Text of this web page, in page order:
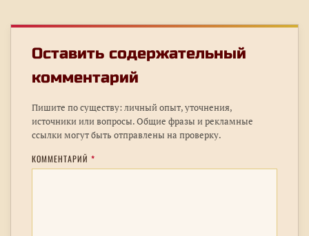
Оставить содержательный
комментарий
Пишите по существу: личный опыт, уточнения,
источники или вопросы. Общие фразы и рекламные
ссылки могут быть отправлены на проверку.
КОММЕНТАРИЙ *